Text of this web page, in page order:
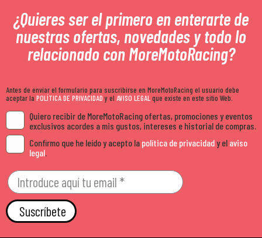
¿Quieres ser el primero en enterarte de
nuestras ofertas, novedades y todo lo
relacionado con MoreMotoRacing?
Antes de enviar el formulario para suscribirse en MoreMotoRacing el usuario debe
aceptar la POLÍTICA DE PRIVACIDADy el AVISO LEGALque existe en este sitio Web.
Quiero recibir de MoreMotoRacing ofertas, promociones y eventos
exclusivos acordes a mis gustos, intereses e historial de compras.
Confirmo que he leído y acepto la política de privacidady el aviso
legal
Suscríbete